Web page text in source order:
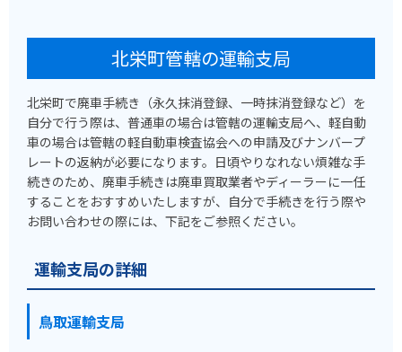
北栄町管轄の運輸支局
北栄町で廃車手続き（永久抹消登録、一時抹消登録など）を
自分で行う際は、普通車の場合は管轄の運輸支局へ、軽自動
車の場合は管轄の軽自動車検査協会への申請及びナンバープ
レートの返納が必要になります。日頃やりなれない煩雑な手
続きのため、廃車手続きは廃車買取業者やディーラーに一任
することをおすすめいたしますが、自分で手続きを行う際や
お問い合わせの際には、下記をご参照ください。
運輸支局の詳細
鳥取運輸支局